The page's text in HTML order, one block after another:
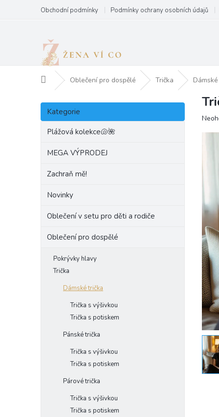
obsah
Obchodní podmínky Podmínky ochrany osobních údajů
Domů Oblečení pro dospělé Trička
P
s
Přeskočit
kategorie
Kategorie
Plážová kolekce🐚🌺
MEGA VÝPRODEJ
Zachraň mě!
Novinky
Oblečení v setu pro děti a rodiče
Oblečení pro dospělé
Pokrývky hlavy
Trička
Dámské trička
Trička s výšivkou
Trička s potiskem
Pánské trička
Trička s výšivkou
Trička s potiskem
Párové trička
Trička s výšivkou
Trička s potiskem